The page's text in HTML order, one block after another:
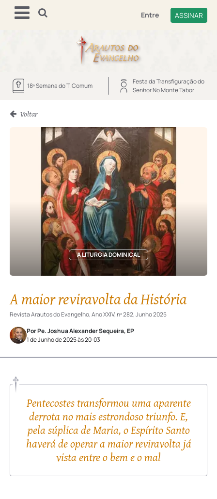
Entre ASSINAR
18ª Semana do T. Comum
Festa da Transfiguração do
Senhor No Monte Tabor
Voltar
A LITURGIA DOMINICAL
A maior reviravolta da História
Revista Arautos do Evangelho, Ano XXIV, nº 282, Junho 2025
Por Pe. Joshua Alexander Sequeira, EP
1 de Junho de 2025 às 20:03
Pentecostes transformou uma aparente
derrota no mais estrondoso triunfo. E,
pela súplica de Maria, o Espírito Santo
haverá de operar a maior reviravolta já
vista entre o bem e o mal